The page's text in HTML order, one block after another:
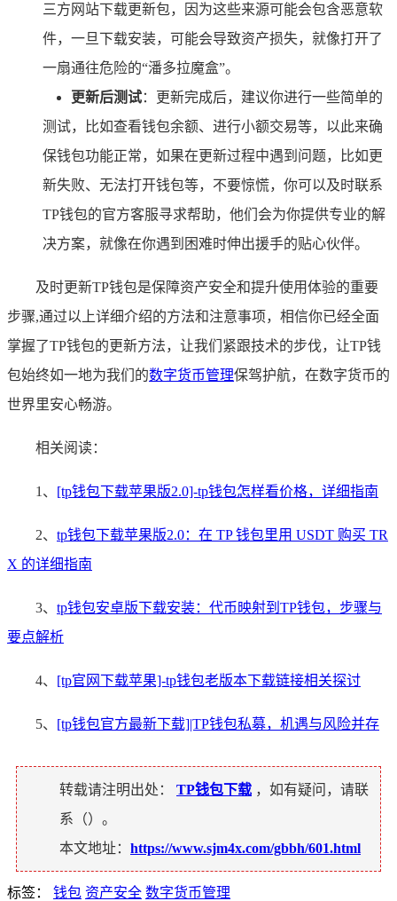
三方网站下载更新包，因为这些来源可能会包含恶意软
件，一旦下载安装，可能会导致资产损失，就像打开了
一扇通往危险的“潘多拉魔盒”。
更新后测试：更新完成后，建议你进行一些简单的
测试，比如查看钱包余额、进行小额交易等，以此来确
保钱包功能正常，如果在更新过程中遇到问题，比如更
新失败、无法打开钱包等，不要惊慌，你可以及时联系
TP钱包的官方客服寻求帮助，他们会为你提供专业的解
决方案，就像在你遇到困难时伸出援手的贴心伙伴。
及时更新TP钱包是保障资产安全和提升使用体验的重要
步骤,通过以上详细介绍的方法和注意事项，相信你已经全面
掌握了TP钱包的更新方法，让我们紧跟技术的步伐，让TP钱
包始终如一地为我们的数字货币管理保驾护航，在数字货币的
世界里安心畅游。
相关阅读：
1、 [tp钱包下载苹果版2.0]-tp钱包怎样看价格，详细指南
2、 tp钱包下载苹果版2.0：在 TP 钱包里用 USDT 购买 TR
X 的详细指南
3、 tp钱包安卓版下载安装：代币映射到TP钱包，步骤与
要点解析
4、 [tp官网下载苹果]-tp钱包老版本下载链接相关探讨
5、 [tp钱包官方最新下载]|TP钱包私募，机遇与风险并存
转载请注明出处： TP钱包下载 ，如有疑问，请联
系（）。
本文地址： https://www.sjm4x.com/gbbh/601.html
标签： 钱包 资产安全 数字货币管理